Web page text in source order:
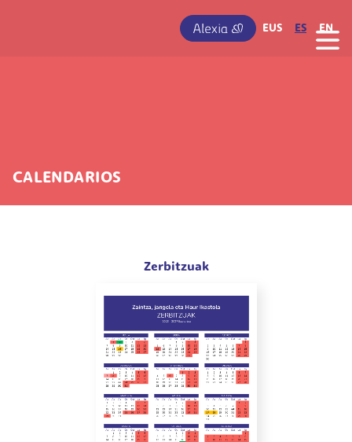
EUS ES EN
IRUDIA
CALENDARIOS
Zerbitzuak